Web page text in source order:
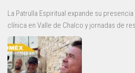
La Patrulla Espiritual expande su
clínica en Valle de Chalco y jornadas de